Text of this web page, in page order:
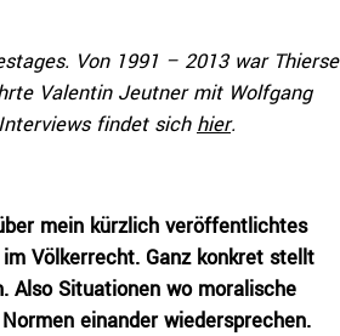
Von 1991 – 2013 war Thierse
Valentin Jeutner mit Wolfgang
findet sich hier.
mein kürzlich veröffentlichtes
Völkerrecht. Ganz konkret stellt
Also Situationen wo moralische
einander wiedersprechen.